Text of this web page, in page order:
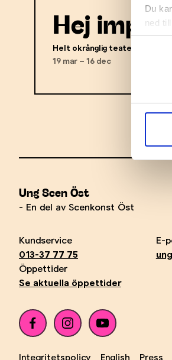
Du
ned
Hej
Helt okrånglig teater
19 mar – 16 dec
Ung Scen Öst
- En del av Scenkonst Öst
Kundservice
013-37 77 75
E-
Öppettider
Se aktuella öppettider
Integritetspolicy English Press